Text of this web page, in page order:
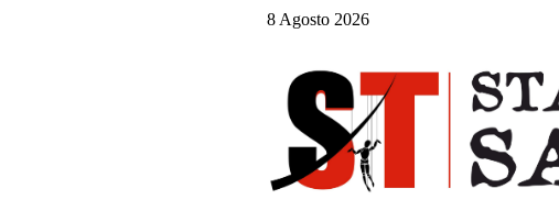
8 Agosto 2026